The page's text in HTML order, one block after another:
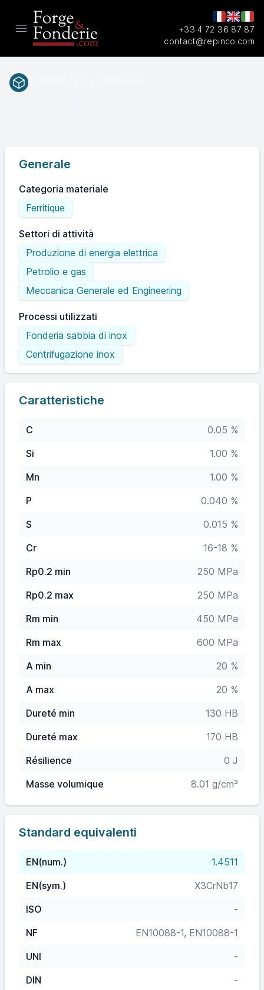
Open main menu
+33 4 72 36 87 87
contact@repinco.com
Generale
Categoria materiale
Ferritique
Settori di attività
Produzione di energia elettrica
Petrolio e gas
Meccanica Generale ed Engineering
Processi utilizzati
Fonderia sabbia di inox
Centrifugazione inox
Caratteristiche
C
0.05 %
Si
1.00 %
Mn
1.00 %
P
0.040 %
S
0.015 %
Cr
16-18 %
Rp0.2 min
250 MPa
Rp0.2 max
250 MPa
Rm min
450 MPa
Rm max
600 MPa
A min
20 %
A max
20 %
Dureté min
130 HB
Dureté max
170 HB
Résilience
0 J
Masse volumique
8.01 g/cm³
Standard equivalenti
EN(num.)
1.4511
EN(sym.)
X3CrNb17
ISO
-
NF
EN10088-1, EN10088-1
UNI
-
DIN
-